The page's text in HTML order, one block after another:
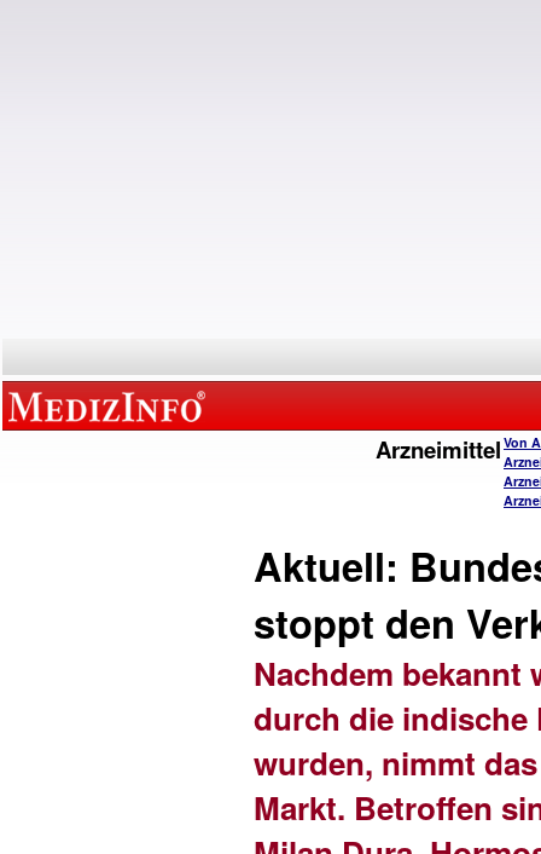
Arzneimittel Von
Aktuell:
stoppt den
Nachdem bekannt
durch die indische
wurden, nimmt
Markt. Betroffen